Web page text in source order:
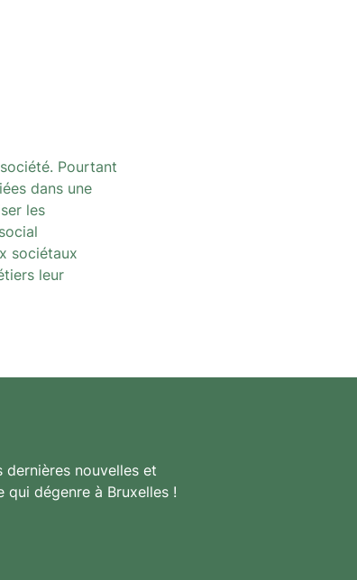
Pourtant
dans une
les
sociétaux
leur
nouvelles et
qui dégenre à Bruxelles !